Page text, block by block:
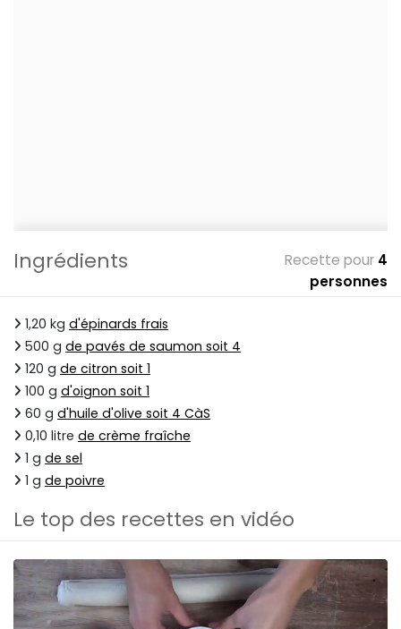
Ingrédients Recette pour 4
personnes
1,20 kg d'épinards frais
500 g de pavés de saumon soit 4
120 g de citron soit 1
100 g d'oignon soit 1
60 g d'huile d'olive soit 4 CàS
0,10 litre de crème fraîche
1 g de sel
1 g de poivre
Le top des recettes en vidéo